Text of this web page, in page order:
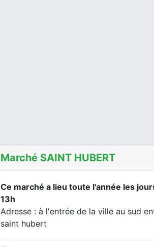
Marché SAINT HUBERT
Ce marché a lieu toute l'année les
13h
Adresse : à l'entrée de la ville au sud
saint hubert